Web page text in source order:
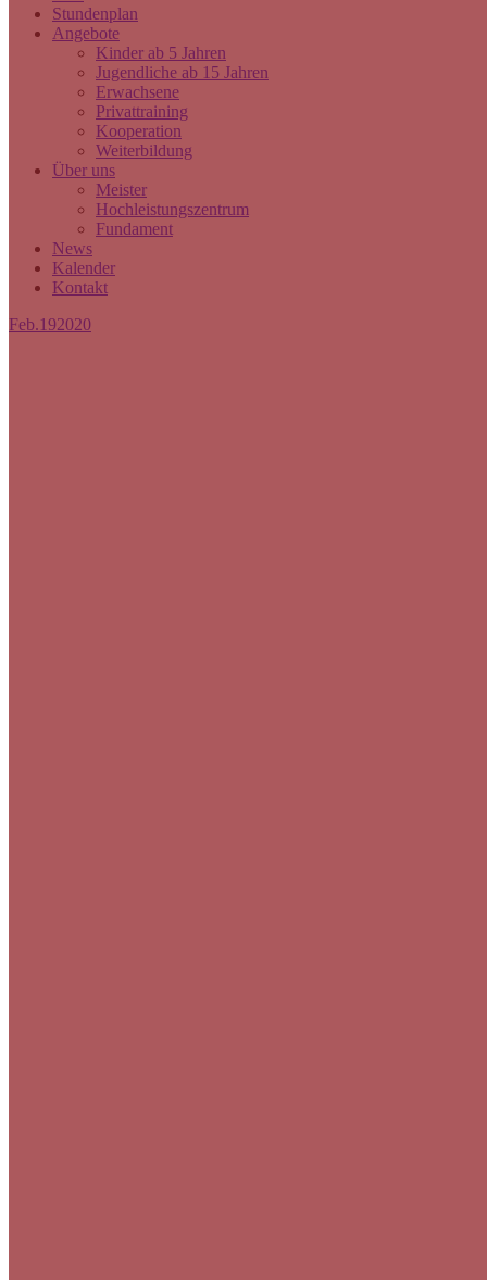
Stundenplan
Angebote
Kinder ab 5 Jahren
Jugendliche ab 15 Jahren
Erwachsene
Privattraining
Kooperation
Weiterbildung
Über uns
Meister
Hochleistungszentrum
Fundament
News
Kalender
Kontakt
Feb.192020